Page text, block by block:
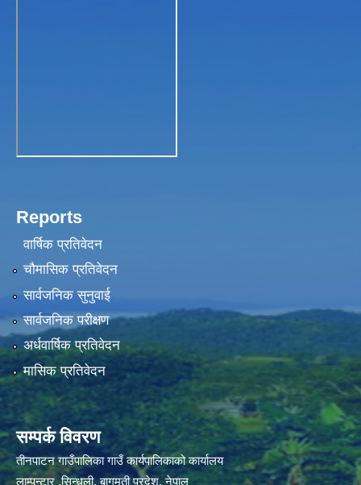
Reports
वार्षिक प्रतिवेदन
चौमासिक प्रतिवेदन
सार्वजनिक सुनुवाई
सार्वजनिक परीक्षण
अर्धवार्षिक प्रतिवेदन
मासिक प्रतिवेदन
सम्पर्क विवरण
तीनपाटन गाउँपालिका गाउँ कार्यपालिकाको कार्यालय
लाम्पन्टार ,सिन्धुली, बागमती प्रदेश, नेपाल